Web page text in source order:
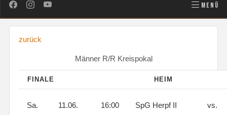
MENÜ
zurück
Männer R/R Kreispokal
FINALE HEIM
Sa. 11.06. 16:00 SpG Herpf II vs.